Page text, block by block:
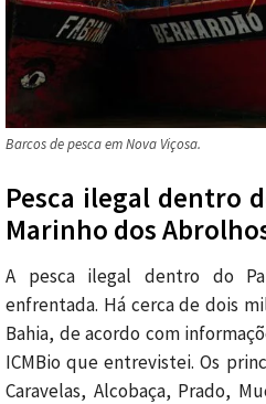
Barcos de pesca em Nova Viçosa.
Pesca ilegal dentro
Marinho dos
A pesca ilegal dentro do
enfrentada. Há cerca de dois
Bahia, de acordo com
ICMBio que entrevistei. Os
Caravelas, Alcobaça, Prado,